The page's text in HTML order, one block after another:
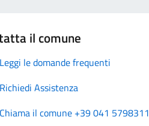
il comune
Leggi le domande frequenti
Richiedi Assistenza
Chiama il comune +39 041 5798311